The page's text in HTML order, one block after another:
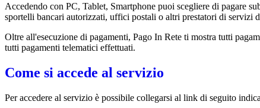
Accedendo con PC, Tablet, Smartphone puoi scegliere di pagare
sportelli bancari autorizzati, uffici postali o altri prestatori di servizi
Oltre all'esecuzione di pagamenti, Pago In Rete ti mostra tutti
tutti pagamenti telematici effettuati.
Come si accede al servizio
Per accedere al servizio è possibile collegarsi al link di seguito